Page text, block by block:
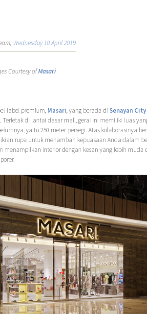
Wednesday 10 April 2019
Courtesy ofMasari
label premium, Masari, yang berada di Senayan City
di lantai dasar mall, gerai ini memiliki luas
yaitu 250 meter persegi. Atas kolaborasinya
rupa untuk menambah kepuasaan Anda dalam
menampilkan interior dengan kesan yang lebih muda